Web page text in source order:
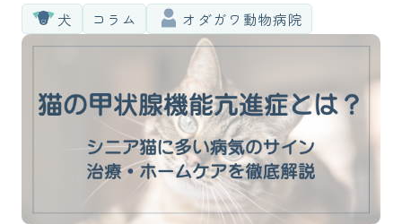
犬 コラム オダガワ動物病院